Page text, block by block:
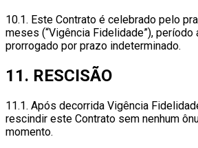
10.1. Este Contrato é celebrado pelo
meses (“Vigência Fidelidade”), período
prorrogado por prazo indeterminado.
11. RESCISÃO
11.1. Após decorrida Vigência
rescindir este Contrato sem nenhum
momento.